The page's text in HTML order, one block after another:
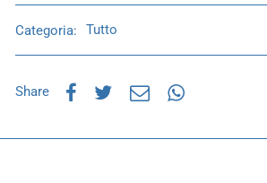
Categoria: Tutto
Share